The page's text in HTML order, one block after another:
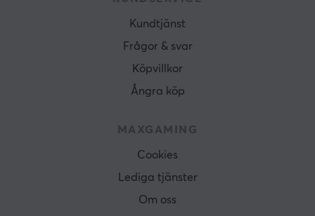
Kundtjänst
Frågor & svar
Köpvillkor
Ångra köp
MAXGAMING
Cookies
Lediga tjänster
Om oss